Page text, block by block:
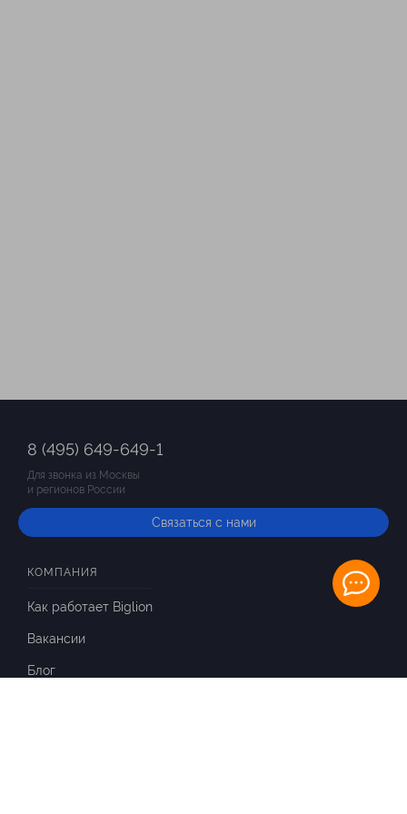
8 (495) 649-649-1
Для звонка из Москвы
и регионов России
Связаться с нами
КОМПАНИЯ
Как работает Biglion
Вакансии
Блог